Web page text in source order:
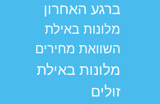
ברגע האחרון
מלונות באילת
השוואת מחירים
מלונות באילת
זולים